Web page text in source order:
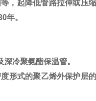
，起降低管路拉伸或压
年。
冷聚氨酯保温管。
形式的聚乙烯外保护层的